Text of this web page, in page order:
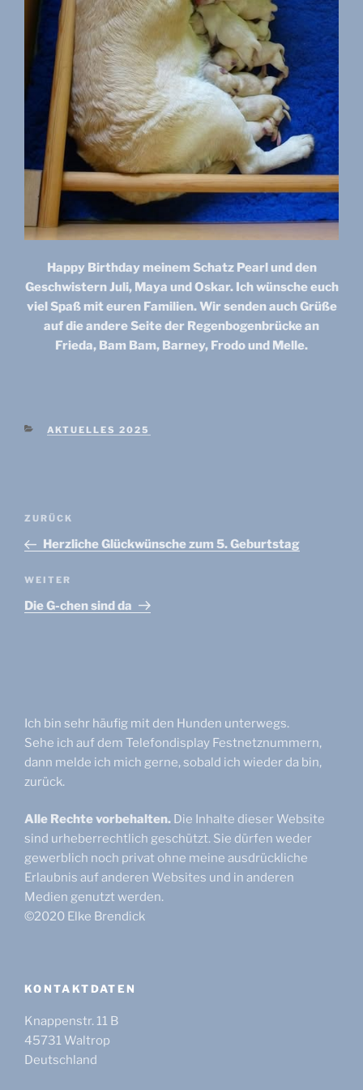
Happy Birthday meinem Schatz Pearl und den
Geschwistern Juli, Maya und Oskar. Ich wünsche euch
viel Spaß mit euren Familien. Wir senden auch Grüße
auf die andere Seite der Regenbogenbrücke an
Frieda, Bam Bam, Barney, Frodo und Melle.
KATEGORIEN
AKTUELLES 2025
Beitragsnavigation
Vorheriger
Beitrag
ZURÜCK
Herzliche Glückwünsche zum 5. Geburtstag
Nächster
Beitrag
WEITER
Die G-chen sind da
Ich bin sehr häufig mit den Hunden unterwegs.
Sehe ich auf dem Telefondisplay Festnetznummern,
dann melde ich mich gerne, sobald ich wieder da bin,
zurück.
Alle Rechte vorbehalten. Die Inhalte dieser Website
sind urheberrechtlich geschützt. Sie dürfen weder
gewerblich noch privat ohne meine ausdrückliche
Erlaubnis auf anderen Websites und in anderen
Medien genutzt werden.
©2020 Elke Brendick
KONTAKTDATEN
Knappenstr. 11 B
45731 Waltrop
Deutschland